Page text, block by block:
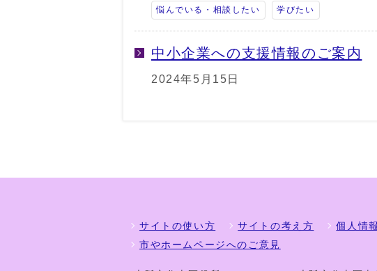
悩んでいる・相談したい 学びたい
中小企業への支援情報のご案内
2024年5月15日
サイトの使い方 サイトの考え方 個人情
市やホームページへのご意見